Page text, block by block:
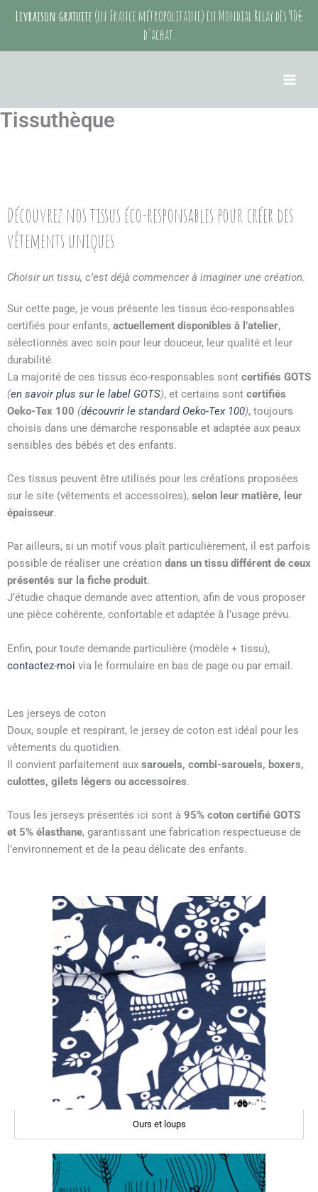
Livraison gratuite (en France métropolitaine) en Mondial Relay dès 90€
d'achat.
Aller
Tissuthèque
Découvrez nos tissus éco-responsables pour créer des
vêtements uniques
Choisir un tissu, c’est déjà commencer à imaginer une création.
Sur cette page, je vous présente les tissus éco-responsables
certifiés pour enfants, actuellement disponibles à l’atelier,
sélectionnés avec soin pour leur douceur, leur qualité et leur
durabilité.
La majorité de ces tissus éco-responsables sont certifiés GOTS
(en savoir plus sur le label GOTS), et certains sont certifiés
Oeko-Tex 100 (découvrir le standard Oeko-Tex 100), toujours
choisis dans une démarche responsable et adaptée aux peaux
sensibles des bébés et des enfants.
Ces tissus peuvent être utilisés pour les créations proposées
sur le site (vêtements et accessoires), selon leur matière, leur
épaisseur.
Par ailleurs, si un motif vous plaît particulièrement, il est parfois
possible de réaliser une création dans un tissu différent de ceux
présentés sur la fiche produit.
J’étudie chaque demande avec attention, afin de vous proposer
une pièce cohérente, confortable et adaptée à l’usage prévu.
Enfin, pour toute demande particulière (modèle + tissu),
contactez-moi via le formulaire en bas de page ou par email.
Les jerseys de coton
Doux, souple et respirant, le jersey de coton est idéal pour les
vêtements du quotidien.
Il convient parfaitement aux sarouels, combi-sarouels, boxers,
culottes, gilets légers ou accessoires.
Tous les jerseys présentés ici sont à 95% coton certifié GOTS
et 5% élasthane, garantissant une fabrication respectueuse de
l’environnement et de la peau délicate des enfants.
Ours et loups